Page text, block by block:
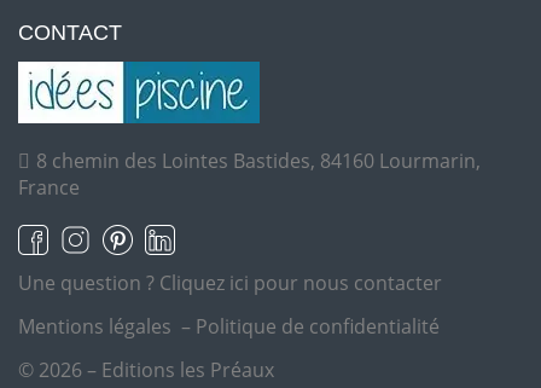
CONTACT
8 chemin des Lointes Bastides, 84160 Lourmarin,
France
Une question ? Cliquez ici pour nous contacter
Mentions légales – Politique de confidentialité
© 2026 – Editions les Préaux